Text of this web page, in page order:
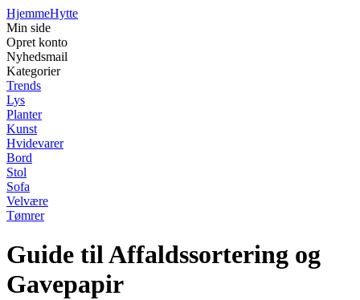
HjemmeHytte
Min side
Opret konto
Nyhedsmail
Kategorier
Trends
Lys
Planter
Kunst
Hvidevarer
Bord
Stol
Sofa
Velvære
Tømrer
Guide til Affaldssortering og
Gavepapir